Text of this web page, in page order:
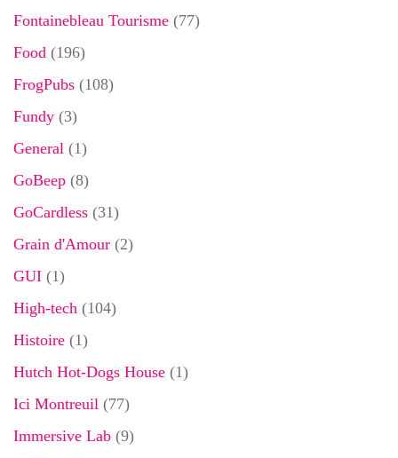
Fontainebleau Tourisme (77)
Food (196)
FrogPubs (108)
Fundy (3)
General (1)
GoBeep (8)
GoCardless (31)
Grain d'Amour (2)
GUI (1)
High-tech (104)
Histoire (1)
Hutch Hot-Dogs House (1)
Ici Montreuil (77)
Immersive Lab (9)